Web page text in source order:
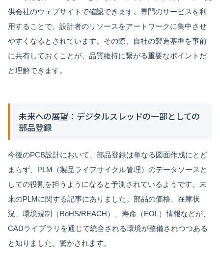
供会社のウェブサイトで確認できます。専門のサービスを利
用することで、設計者のリソースをアートワークに集中させ
やすくなるとされています。その際、自社の製造基準を事前
に共有しておくことが、品質維持に繋がる重要なポイントだ
と理解できます。
未来への展望：デジタルスレッドの一部としての
部品登録
今後のPCB設計において、部品登録は単なる図面作成にとど
まらず、PLM（製品ライフサイクル管理）のデータソースと
しての役割を担うようになると予測されているようです。未
来のPLMに関する記事にありました。部品の価格、在庫状
況、環境規制（RoHS/REACH）、寿命（EOL）情報などが、
CADライブラリを通じて統合される環境が整備されつつある
と知りました。驚かされます。